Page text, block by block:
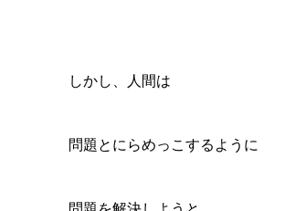
しかし、人間は
問題とにらめっこするように